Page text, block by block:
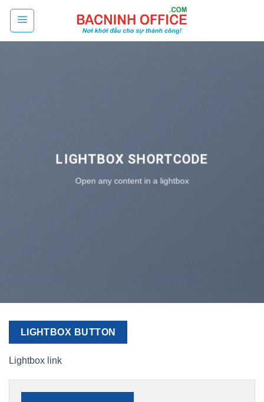
Skip
LIGHTBOX SHORTCODE
Open any content in a lightbox
LIGHTBOX BUTTON
Lightbox link